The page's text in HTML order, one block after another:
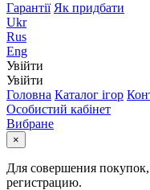
Гарантії Як придбати
Ukr
Rus
Eng
Увійти
Увійти
Головна Каталог ігор
Особистий кабінет
Вибране
×
Для совершения
регистрацию.